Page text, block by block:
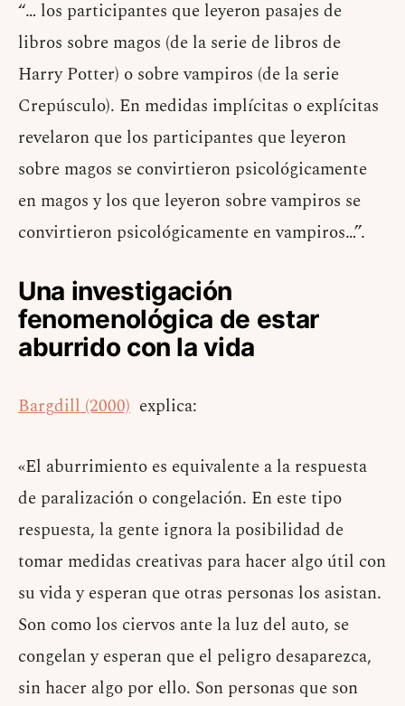
“… los participantes que leyeron pasajes de
libros sobre magos (de la serie de libros de
Harry Potter) o sobre vampiros (de la serie
Crepúsculo). En medidas implícitas o explícitas
revelaron que los participantes que leyeron
sobre magos se convirtieron psicológicamente
en magos y los que leyeron sobre vampiros se
convirtieron psicológicamente en vampiros…”.
Una investigación
fenomenológica de estar
aburrido con la vida
Bargdill (2000) explica:
«El aburrimiento es equivalente a la respuesta
de paralización o congelación. En este tipo
respuesta, la gente ignora la posibilidad de
tomar medidas creativas para hacer algo útil con
su vida y esperan que otras personas los asistan.
Son como los ciervos ante la luz del auto, se
congelan y esperan que el peligro desaparezca,
sin hacer algo por ello. Son personas que son